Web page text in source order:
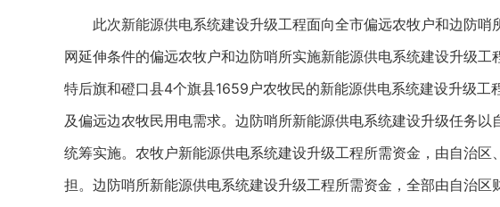
此次新能源供电系统建设升级工程面向全市偏远农牧户和边防哨
网延伸条件的偏远农牧户和边防哨所实施新能源供电系统建设升级
特后旗和磴口县4个旗县1659户农牧民的新能源供电系统建设升级
及偏远边农牧民用电需求。边防哨所新能源供电系统建设升级任务
统筹实施。农牧户新能源供电系统建设升级工程所需资金，由自治区
担。边防哨所新能源供电系统建设升级工程所需资金，全部由自治